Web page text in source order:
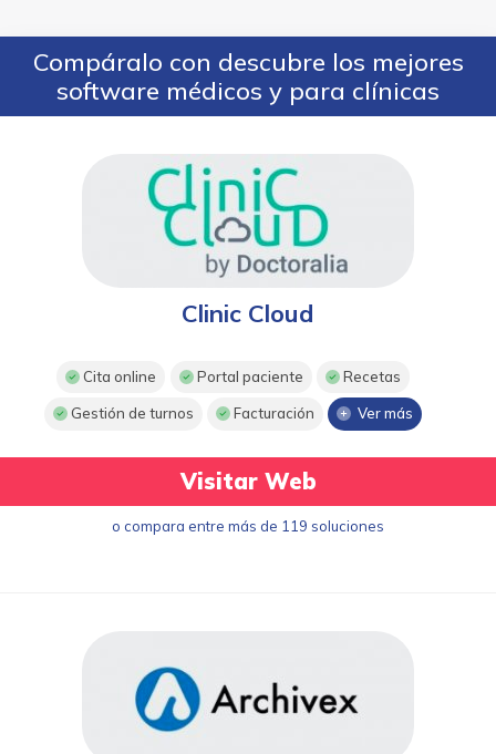
Compáralo con descubre los mejores
software médicos y para clínicas
Clinic Cloud
Cita online Portal paciente Recetas
Gestión de turnos Facturación Ver más
Visitar Web
o compara entre más de 119 soluciones